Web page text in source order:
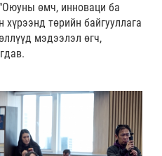
өмч, инноваци ба
хүрээнд төрийн байгууллага
мэдээлэл өгч,